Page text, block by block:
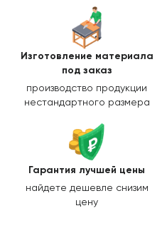
Изготовление материала
под заказ
производство продукции
нестандартного размера
Гарантия лучшей цены
найдете дешевле снизим
цену